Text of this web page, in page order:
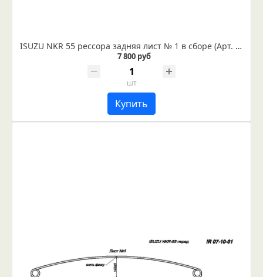
ISUZU NKR 55 рессора задняя лист № 1 в сборе (Арт. IR 07-12-01в)
7 800 руб
шт
Купить